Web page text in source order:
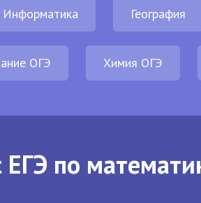
Информатика География
ОГЭ Химия ОГЭ
по